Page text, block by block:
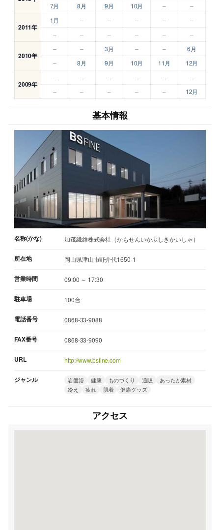
7月
8月 9月 10月 – –
2011年
1月 – – – –
–
–
– – – – –
2010年
– – 3月 – –
6月
–
8月 9月 10月 11月 12月
2009年
– – – – –
–
–
– – – – 12月
基本情報
名称(かな) 加茂繊維株式会社（かもせんいかぶしきかいしゃ）
所在地 岡山県津山市野介代1650-1
営業時間 09:00 ～ 17:30
駐車場 100台
電話番号 0868-33-9088
FAX番号 0868-33-9090
URL http://www.bsfine.com
ジャンル 岩盤浴 健康 ものづくり 通販
あったか素材
冷え
疲れ 肌着 健康グッズ
アクセス